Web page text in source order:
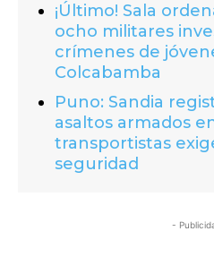
¡Último! Sala
ocho militares
crímenes de
Colcabamba
Puno: Sandia
asaltos armados
transportistas
seguridad
-